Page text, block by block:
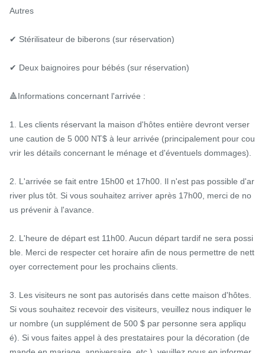
Autres
✔ Stérilisateur de biberons (sur réservation)
✔ Deux baignoires pour bébés (sur réservation)
🔺Informations concernant l'arrivée :
1. Les clients réservant la maison d'hôtes entière devront verser
une caution de 5 000 NT$ à leur arrivée (principalement pour cou
vrir les détails concernant le ménage et d'éventuels dommages).
2. L'arrivée se fait entre 15h00 et 17h00. Il n'est pas possible d'ar
river plus tôt. Si vous souhaitez arriver après 17h00, merci de no
us prévenir à l'avance.
2. L'heure de départ est 11h00. Aucun départ tardif ne sera possi
ble. Merci de respecter cet horaire afin de nous permettre de nett
oyer correctement pour les prochains clients.
3. Les visiteurs ne sont pas autorisés dans cette maison d'hôtes.
Si vous souhaitez recevoir des visiteurs, veuillez nous indiquer le
ur nombre (un supplément de 500 $ par personne sera appliqu
é). Si vous faites appel à des prestataires pour la décoration (de